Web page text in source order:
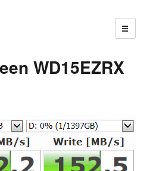
☰
WD15EZRX